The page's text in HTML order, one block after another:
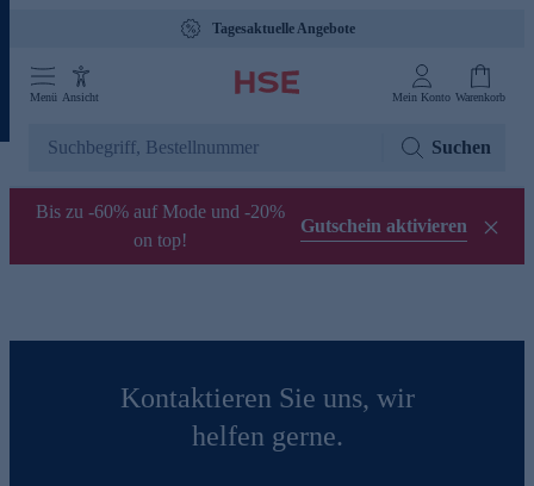
Tagesaktuelle Angebote
Menü Ansicht Mein Konto Warenkorb
Suchen
Bis zu -60% auf Mode und -20%
on top!
Gutschein aktivieren
Kontaktieren Sie uns, wir
helfen gerne.